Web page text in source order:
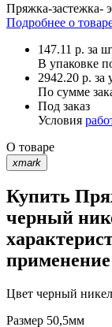
Пряжка-застежка-
Подробнее о
147.11 р. за
В упаковке
2942.20 р. за
По сумме
Под заказ
Условия
О товаре
xmark
Купить
черный
применение
Цвет черный
Размер 50,5мм